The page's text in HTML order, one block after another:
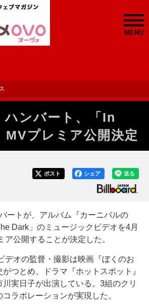
MENU
ハンバート、「In
プレミア公開決定
送る
シェア
ポスト
ートが、アルバム『カーニバルの
Dark」のミュージックビデオを4月
ア公開することが決定した。
オの監督・撮影は映画『ぼくのお
つとめ、ドラマ『ホットスポット』
実日子が出演している。3組のクリ
ラボレーションが実現した。